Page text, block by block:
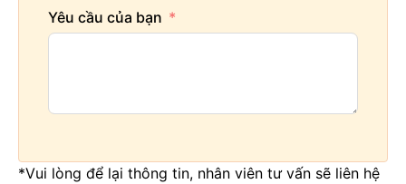
Yêu cầu của bạn
*Vui lòng để lại thông tin, nhân viên tư vấn sẽ liên hệ